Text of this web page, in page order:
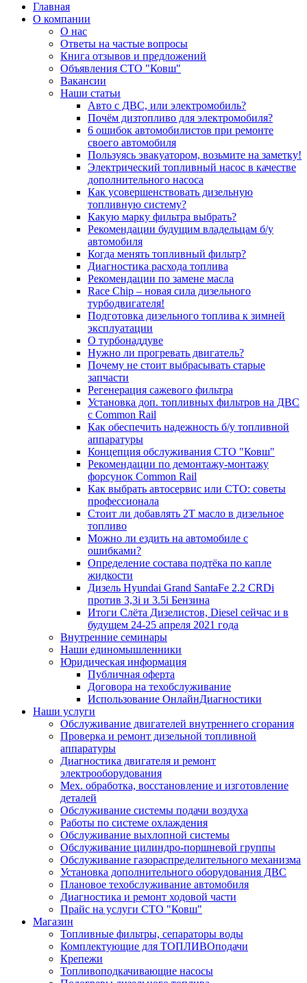
Главная
О компании
О нас
Ответы на частые вопросы
Книга отзывов и предложений
Объявления СТО "Ковш"
Вакансии
Наши статьи
Авто с ДВС, или электромобиль?
Почём дизтопливо для электромобиля?
6 ошибок автомобилистов при ремонте
своего автомобиля
Пользуясь эвакуатором, возьмите на заметку!
Электрический топливный насос в качестве
дополнительного насоса
Как усовершенствовать дизельную
топливную систему?
Какую марку фильтра выбрать?
Рекомендации будущим владельцам б/у
автомобиля
Когда менять топливный фильтр?
Диагностика расхода топлива
Рекомендации по замене масла
Race Chip – новая сила дизельного
турбодвигателя!
Подготовка дизельного топлива к зимней
эксплуатации
О турбонаддуве
Нужно ли прогревать двигатель?
Почему не стоит выбрасывать старые
запчасти
Регенерация сажевого фильтра
Установка доп. топливных фильтров на ДВС
с Common Rail
Как обеспечить надежность б/у топливной
аппаратуры
Концепция обслуживания СТО "Ковш"
Рекомендации по демонтажу-монтажу
форсунок Common Rail
Как выбрать автосервис или СТО: советы
профессионала
Стоит ли добавлять 2T масло в дизельное
топливо
Можно ли ездить на автомобиле с
ошибками?
Определение состава подтёка по капле
жидкости
Дизель Hyundai Grand SantaFe 2.2 CRDi
против 3,3i и 3.5i Бензина
Итоги Слёта Дизелистов, Diesel сейчас и в
будущем 24-25 апреля 2021 года
Внутренние семинары
Наши единомышленники
Юридическая информация
Публичная оферта
Договора на техобслуживание
Использование ОнлайнДиагностики
Наши услуги
Обслуживание двигателей внутреннего сгорания
Проверка и ремонт дизельной топливной
аппаратуры
Диагностика двигателя и ремонт
электрооборудования
Мех. обработка, восстановление и изготовление
деталей
Обслуживание системы подачи воздуха
Работы по системе охлаждения
Обслуживание выхлопной системы
Обслуживание цилиндро-поршневой группы
Обслуживание газораспределительного механизма
Установка дополнительного оборудования ДВС
Плановое техобслуживание автомобиля
Диагностика и ремонт ходовой части
Прайс на услуги СТО "Ковш"
Магазин
Топливные фильтры, сепараторы воды
Комплектующие для ТОПЛИВОподачи
Крепежи
Топливоподкачивающие насосы